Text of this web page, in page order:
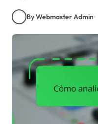
By Webmaster Admin